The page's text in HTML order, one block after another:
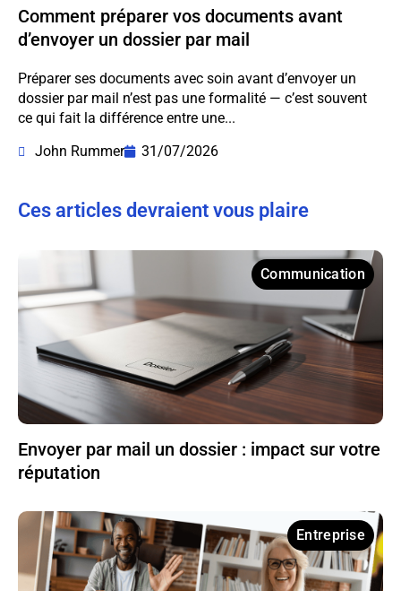
Comment préparer vos documents avant
d’envoyer un dossier par mail
Préparer ses documents avec soin avant d’envoyer un
dossier par mail n’est pas une formalité — c’est souvent
ce qui fait la différence entre une...
John Rummer
31/07/2026
Ces articles devraient vous plaire
Communication
Envoyer par mail un dossier : impact sur votre
réputation
Entreprise